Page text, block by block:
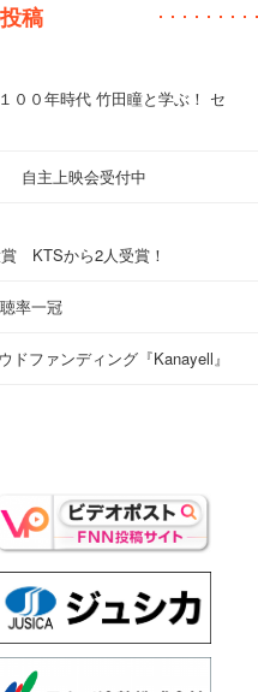
稿
０年時代 竹田瞳と学ぶ！ セ
自主上映会受付中
KTSから2人受賞！
率一冠
ドファンディング『Kanayell』